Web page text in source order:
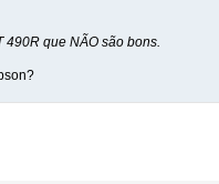
que NÃO são bons.